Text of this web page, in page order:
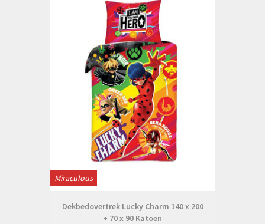
Miraculous
Dekbedovertrek Lucky Charm 140 x 200
+ 70 x 90 Katoen